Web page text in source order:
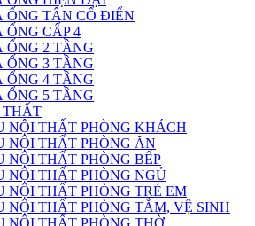
ỐNG TÂN CỔ ĐIỂN
ỐNG CẤP 4
ỐNG 2 TẦNG
ỐNG 3 TẦNG
ỐNG 4 TẦNG
ỐNG 5 TẦNG
THẤT
NỘI THẤT PHÒNG KHÁCH
NỘI THẤT PHÒNG ĂN
NỘI THẤT PHÒNG BẾP
NỘI THẤT PHÒNG NGỦ
NỘI THẤT PHÒNG TRẺ EM
NỘI THẤT PHÒNG TẮM, VỆ SINH
NỘI THẤT PHÒNG THỜ